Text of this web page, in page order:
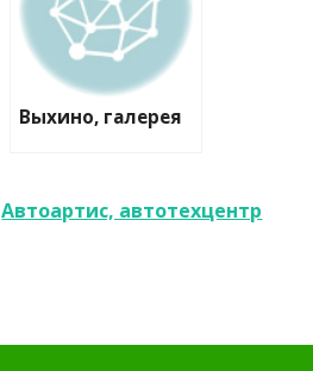
Выхино, галерея
Автоартис, автотехцентр